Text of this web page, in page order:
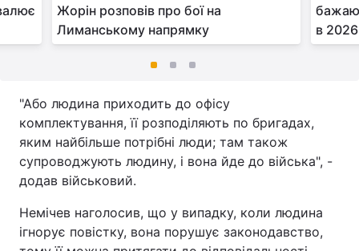
Жорін розповів про бої на
Лиманському напрямку
в
"Або людина приходить до офісу
комплектування, її розподіляють по бригадах,
яким найбільше потрібні люди; там також
супроводжують людину, і вона йде до війська", -
додав військовий.
Немічев наголосив, що у випадку, коли людина
ігнорує повістку, вона порушує законодавство,